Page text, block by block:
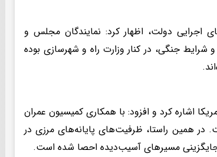
اجرایی دولت، اظهار کرد: نمایندگان مجلس و
جنگی، در کنار وزارت راه و شهرسازی بوده
اشاره کرد و افزود: با همکاری کمیسیون عمران
در همین راستا، ظرفیت‌های پایانه‌های مرزی در
مسیرهای آسیب‌دیده احصا شده است.